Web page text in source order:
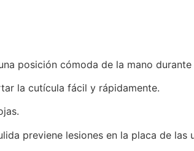
posición cómoda de la mano
la cutícula fácil y rápidamente.
previene lesiones en la placa de las